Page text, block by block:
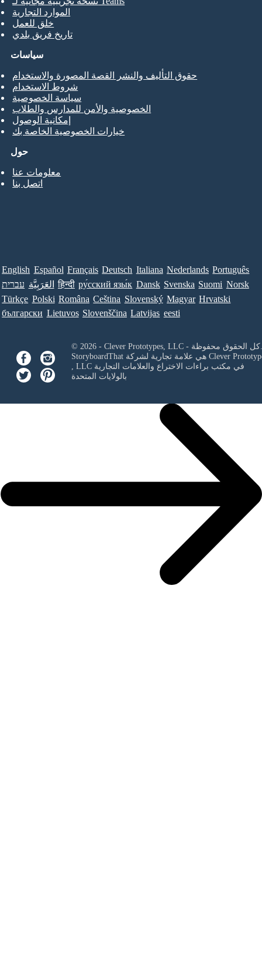
الموارد التجارية
خلق للعمل
تاريخ فريق بلدي
حول
معلومات عنا
اتصل بنا
سياسات
حقوق التأليف والنشر القصة المصورة والاستخدام
شروط الاستخدام
سياسة الخصوصية
الخصوصية والأمن للمدارس والطلاب
إمكانية الوصول
خيارات الخصوصية الخاصة بك
English Español Français Deutsch Italiana Nederlands Português
עברית العَرَبِيَّة हिन्दी ру́сский язы́к Dansk Svenska Suomi Norsk
Türkçe Polski Româna Ceština Slovenský Magyar Hrvatski
български Lietuvos Slovenščina Latvijas eesti
© 2026 - Clever Prototypes, LLC - كل الحقوق محفوظة.
StoryboardThat هي علامة تجارية لشركة Clever
, LLCفي مكتب براءات الاختراع والعلامات التجارية
بالولايات المتحدة